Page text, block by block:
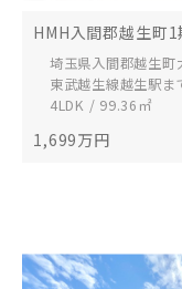
HMH入間郡越生町1
埼玉県入間郡越生町
東武越生線越生駅ま
4LDK / 99.36㎡
1,699万円